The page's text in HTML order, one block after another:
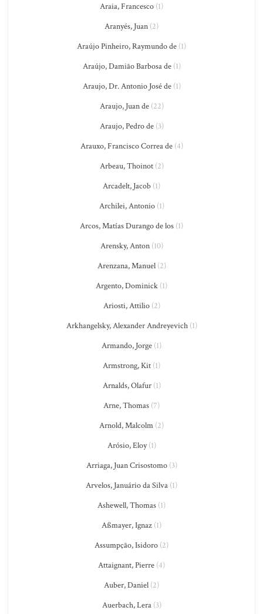
Araia, Francesco (1)
Aranyés, Juan (2)
Araújo Pinheiro, Raymundo de (1)
Araújo, Damião Barbosa de(1)
Araujo, Dr. Antonio José de(1)
Araujo, Juan de(22)
Araujo, Pedro de(3)
Arauxo, Francisco Correa de(4)
Arbeau, Thoinot(2)
Arcadelt, Jacob (1)
Archilei, Antonio(1)
Arcos, Matías Durango de los (1)
Arensky, Anton(10)
Arenzana, Manuel(2)
Argento, Dominick (1)
Ariosti, Attilio(2)
Arkhangelsky, Alexander Andreyevich(1)
Armando, Jorge (1)
Armstrong, Kit (1)
Arnalds, Olafur(1)
Arne, Thomas (7)
Arnold, Malcolm (2)
Arósio, Eloy(1)
Arriaga, Juan Crisostomo(3)
Arvelos, Januário da Silva (1)
Ashewell, Thomas (1)
Aßmayer, Ignaz (1)
Assumpção, Isidoro (2)
Attaignant, Pierre (4)
Auber, Daniel (2)
Auerbach, Lera(3)